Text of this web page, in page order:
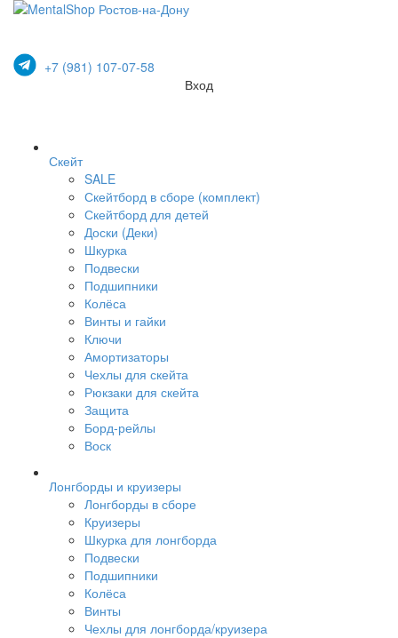
+7 (981) 107-07-58
Вход
Скейт
SALE
Скейтборд в сборе (комплект)
Скейтборд для детей
Доски (Деки)
Шкурка
Подвески
Подшипники
Колёса
Винты и гайки
Ключи
Амортизаторы
Чехлы для скейта
Рюкзаки для скейта
Защита
Борд-рейлы
Воск
Лонгборды и круизеры
Лонгборды в сборе
Круизеры
Шкурка для лонгборда
Подвески
Подшипники
Колёса
Винты
Чехлы для лонгборда/круизера